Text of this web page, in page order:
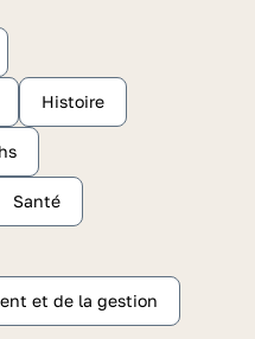
Histoire
Santé
et de la gestion